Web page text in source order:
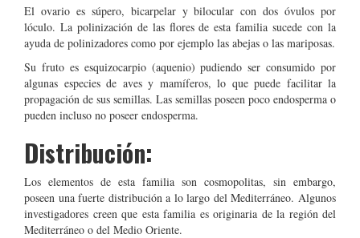
El ovario es súpero, bicarpelar y bilocular con dos óvulos por
lóculo. La polinización de las flores de esta familia sucede con la
ayuda de polinizadores como por ejemplo las abejas o las mariposas.
Su fruto es esquizocarpio (aquenio) pudiendo ser consumido por
algunas especies de aves y mamíferos, lo que puede facilitar la
propagación de sus semillas. Las semillas poseen poco endosperma o
pueden incluso no poseer endosperma.
Distribución:
Los elementos de esta familia son cosmopolitas, sin embargo,
poseen una fuerte distribución a lo largo del Mediterráneo. Algunos
investigadores creen que esta familia es originaria de la región del
Mediterráneo o del Medio Oriente.